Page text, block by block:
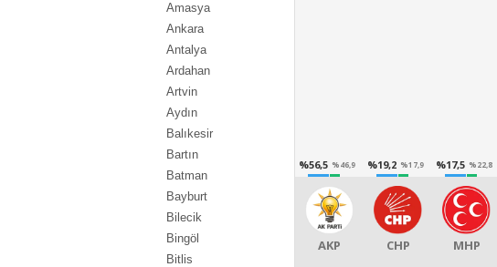
Amasya
Ankara
Antalya
Ardahan
Artvin
Aydın
Balıkesir
Bartın
Batman
Bayburt
Bilecik
Bingöl
Bitlis
%56,5 %46,9
AKP
%19,2 %17,9
CHP
%17,5 %22,8
MHP